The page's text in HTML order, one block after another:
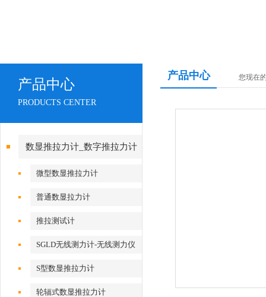
产品中心
PRODUCTS CENTER
数显推拉力计_数字推拉力计
微型数显推拉力计
普通数显拉力计
推拉测试计
SGLD无线测力计-无线测力仪
S型数显推拉力计
轮辐式数显推拉力计
产品中心 您现在